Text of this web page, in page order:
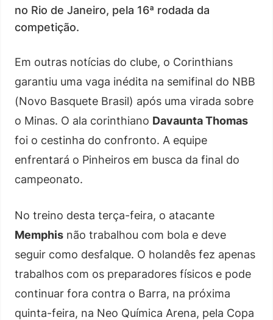
no Rio de Janeiro, pela 16ª rodada da
competição.
Em outras notícias do clube, o Corinthians
garantiu uma vaga inédita na semifinal do NBB
(Novo Basquete Brasil) após uma virada sobre
o Minas. O ala corinthiano Davaunta Thomas
foi o cestinha do confronto. A equipe
enfrentará o Pinheiros em busca da final do
campeonato.
No treino desta terça-feira, o atacante
Memphis não trabalhou com bola e deve
seguir como desfalque. O holandês fez apenas
trabalhos com os preparadores físicos e pode
continuar fora contra o Barra, na próxima
quinta-feira, na Neo Química Arena, pela Copa